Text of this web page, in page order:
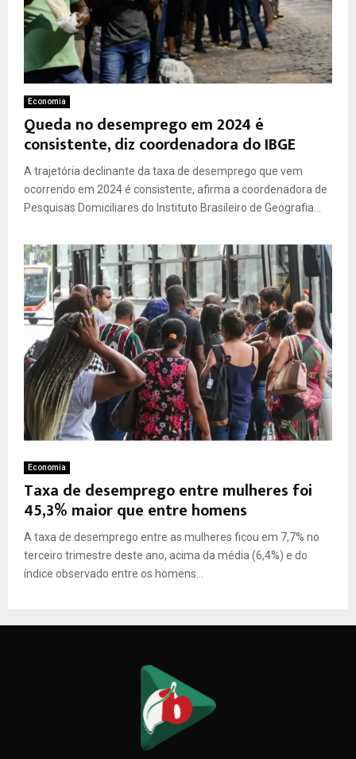
Economia
Queda no desemprego em 2024 é
consistente, diz coordenadora do IBGE
A trajetória declinante da taxa de desemprego que vem
ocorrendo em 2024 é consistente, afirma a coordenadora de
Pesquisas Domiciliares do Instituto Brasileiro de Geografia...
Economia
Taxa de desemprego entre mulheres foi
45,3% maior que entre homens
A taxa de desemprego entre as mulheres ficou em 7,7% no
terceiro trimestre deste ano, acima da média (6,4%) e do
índice observado entre os homens...